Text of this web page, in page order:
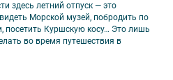
здесь летний отпуск — это
Морской музей, побродить по
посетить Куршскую косу… Это лишь
во время путешествия в